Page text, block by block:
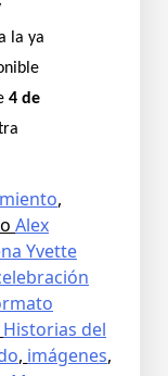
la ya
4 de
,
Alex
Yvette
Historias del
, imágenes,